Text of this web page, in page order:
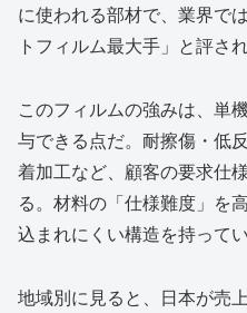
に使われる部材で、業界で
トフィルム最大手」と評さ
このフィルムの強みは、単
与できる点だ。耐擦傷・低
着加工など、顧客の要求仕
る。材料の「仕様難度」を
込まれにくい構造を持ってい
地域別に見ると、日本が売